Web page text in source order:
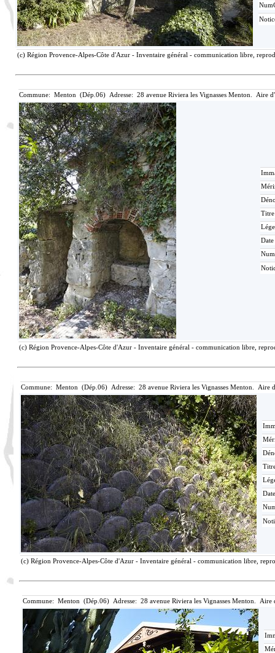
(c) Région Provence-Alpes-Côte d'Azur - Inventaire général - communication libre,
Commune: Menton (Dép.06) Adresse: 28 avenue Riviera les Vignasses Menton. Aire
(c) Région Provence-Alpes-Côte d'Azur - Inventaire général - communication libre,
Commune: Menton (Dép.06) Adresse: 28 avenue Riviera les Vignasses Menton. Aire
(c) Région Provence-Alpes-Côte d'Azur - Inventaire général - communication libre,
Commune: Menton (Dép.06) Adresse: 28 avenue Riviera les Vignasses Menton.